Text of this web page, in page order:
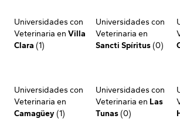
Universidades con
Veterinaria enVilla
Clara (1)
Universidades con
Veterinaria en
Sancti Spíritus(0)
Universidades con
Veterinaria en
Camagüey(1)
Universidades con
Veterinaria en Las
Tunas(0)